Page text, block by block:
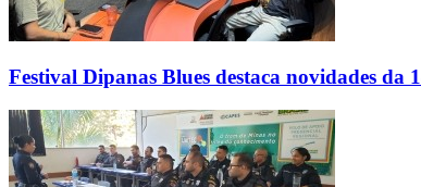
Festival Dipanas Blues destaca novidades da